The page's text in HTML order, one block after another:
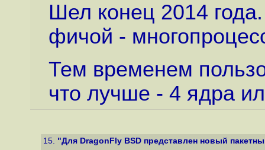
Шел конец 2014
фичой -
Тем временем
что лучше - 4 ядра
15. "Для DragonFly BSD представлен новый